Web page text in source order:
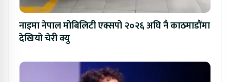
नाइमा नेपाल मोबिलिटी एक्सपो २०२६ अघि नै काठमाडौंमा
देखियो चेरी क्यु